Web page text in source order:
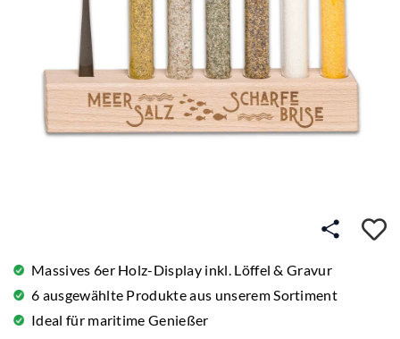
Massives 6er Holz-Display inkl. Löffel & Gravur
6 ausgewählte Produkte aus unserem Sortiment
Ideal für maritime Genießer